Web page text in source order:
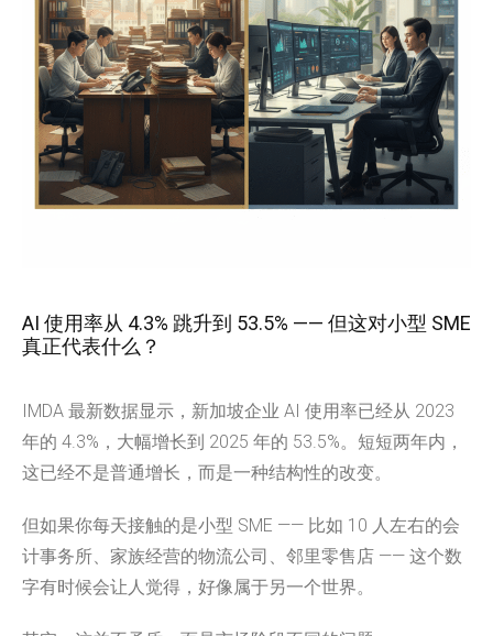
AI 使用率从 4.3% 跳升到 53.5% —— 但这对小型 SME
真正代表什么？
IMDA 最新数据显示，新加坡企业 AI 使用率已经从 2023
年的 4.3%，大幅增长到 2025 年的 53.5%。短短两年内，
这已经不是普通增长，而是一种结构性的改变。
但如果你每天接触的是小型 SME —— 比如 10 人左右的会
计事务所、家族经营的物流公司、邻里零售店 —— 这个数
字有时候会让人觉得，好像属于另一个世界。